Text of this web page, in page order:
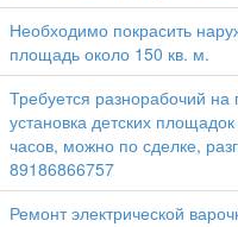
Необходимо покрасить
площадь около 150 кв. м.
Требуется разнорабочий
установка детских
часов, можно по сделке,
89186866757
Ремонт электрической